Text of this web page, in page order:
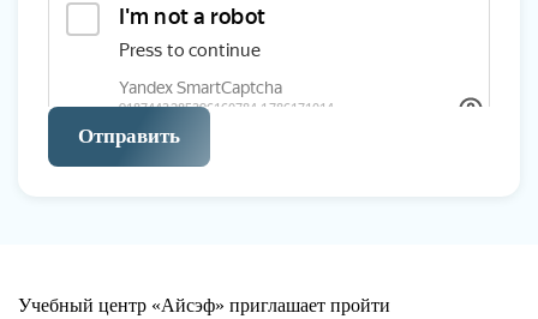
Отправить
Учебный центр «Айсэф» приглашает пройти